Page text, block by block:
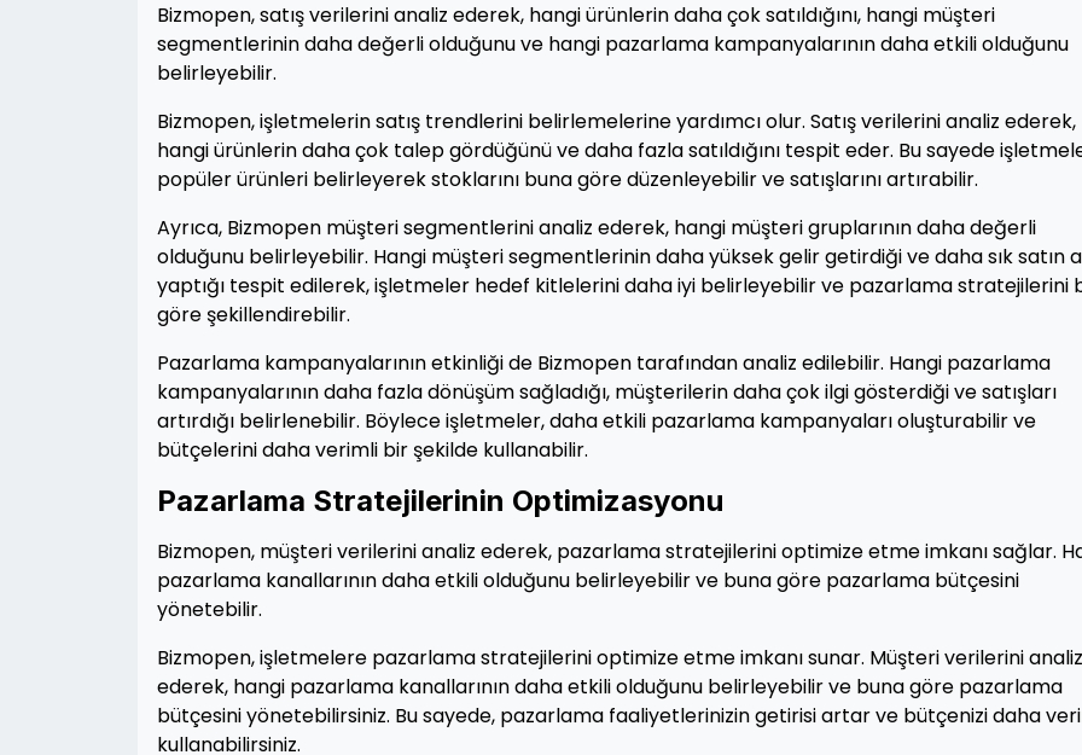
Bizmopen, satış verilerini analiz ederek, hangi ürünlerin daha çok satıldığını, hangi müşteri
segmentlerinin daha değerli olduğunu ve hangi pazarlama kampanyalarının daha etkili olduğunu
belirleyebilir.
Bizmopen, işletmelerin satış trendlerini belirlemelerine yardımcı olur. Satış verilerini analiz ederek,
hangi ürünlerin daha çok talep gördüğünü ve daha fazla satıldığını tespit eder. Bu sayede
popüler ürünleri belirleyerek stoklarını buna göre düzenleyebilir ve satışlarını artırabilir.
Ayrıca, Bizmopen müşteri segmentlerini analiz ederek, hangi müşteri gruplarının daha değerli
olduğunu belirleyebilir. Hangi müşteri segmentlerinin daha yüksek gelir getirdiği ve daha sık satın
yaptığı tespit edilerek, işletmeler hedef kitlelerini daha iyi belirleyebilir ve pazarlama stratejilerini
göre şekillendirebilir.
Pazarlama kampanyalarının etkinliği de Bizmopen tarafından analiz edilebilir. Hangi pazarlama
kampanyalarının daha fazla dönüşüm sağladığı, müşterilerin daha çok ilgi gösterdiği ve satışları
artırdığı belirlenebilir. Böylece işletmeler, daha etkili pazarlama kampanyaları oluşturabilir ve
bütçelerini daha verimli bir şekilde kullanabilir.
Pazarlama Stratejilerinin Optimizasyonu
Bizmopen, müşteri verilerini analiz ederek, pazarlama stratejilerini optimize etme imkanı sağlar.
pazarlama kanallarının daha etkili olduğunu belirleyebilir ve buna göre pazarlama bütçesini
yönetebilir.
Bizmopen, işletmelere pazarlama stratejilerini optimize etme imkanı sunar. Müşteri verilerini analiz
ederek, hangi pazarlama kanallarının daha etkili olduğunu belirleyebilir ve buna göre pazarlama
bütçesini yönetebilirsiniz. Bu sayede, pazarlama faaliyetlerinizin getirisi artar ve bütçenizi daha
kullanabilirsiniz.